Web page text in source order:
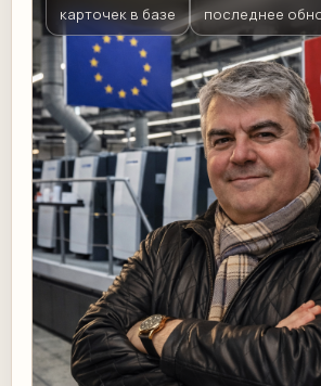
карточек в базе последнее